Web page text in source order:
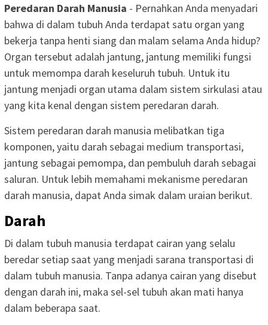
Peredaran Darah Manusia - Pernahkan Anda menyadari
bahwa di dalam tubuh Anda terdapat satu organ yang
bekerja tanpa henti siang dan malam selama Anda hidup?
Organ tersebut adalah jantung, jantung memiliki fungsi
untuk memompa darah keseluruh tubuh. Untuk itu
jantung menjadi organ utama dalam sistem sirkulasi atau
yang kita kenal dengan sistem peredaran darah.
Sistem peredaran darah manusia melibatkan tiga
komponen, yaitu darah sebagai medium transportasi,
jantung sebagai pemompa, dan pembuluh darah sebagai
saluran. Untuk lebih memahami mekanisme peredaran
darah manusia, dapat Anda simak dalam uraian berikut.
Darah
Di dalam tubuh manusia terdapat cairan yang selalu
beredar setiap saat yang menjadi sarana transportasi di
dalam tubuh manusia. Tanpa adanya cairan yang disebut
dengan darah ini, maka sel-sel tubuh akan mati hanya
dalam beberapa saat.